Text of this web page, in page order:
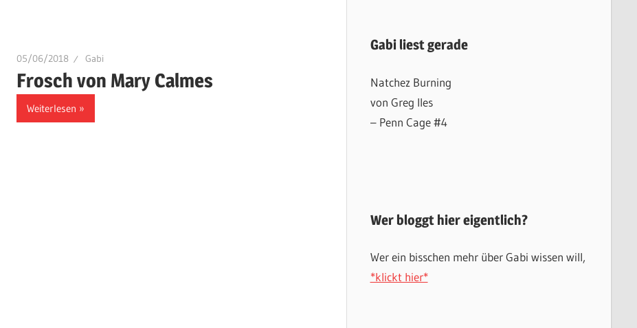
05/06/2018 Gabi
Frosch von Mary Calmes
Weiterlesen
Gabi liest gerade
Natchez Burning
von Greg Iles
– Penn Cage #4
Wer bloggt hier eigentlich?
Wer ein bisschen mehr über Gabi wissen will,
*klickt hier*